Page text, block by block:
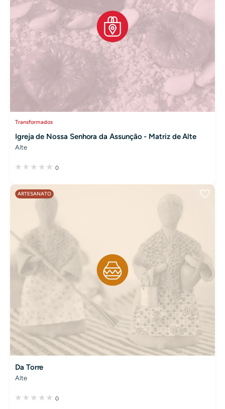
Transformados
Igreja de Nossa Senhora da Assunção - Matriz de Alte
Alte
0
ARTESANATO
Da Torre
Alte
0